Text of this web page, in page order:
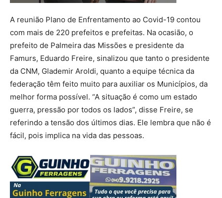
A reunião Plano de Enfrentamento ao Covid-19 contou
com mais de 220 prefeitos e prefeitas. Na ocasião, o
prefeito de Palmeira das Missões e presidente da
Famurs, Eduardo Freire, sinalizou que tanto o presidente
da CNM, Glademir Aroldi, quanto a equipe técnica da
federação têm feito muito para auxiliar os Municípios, da
melhor forma possível. “A situação é como um estado
guerra, pressão por todos os lados”, disse Freire, se
referindo a tensão dos últimos dias. Ele lembra que não é
fácil, pois implica na vida das pessoas.